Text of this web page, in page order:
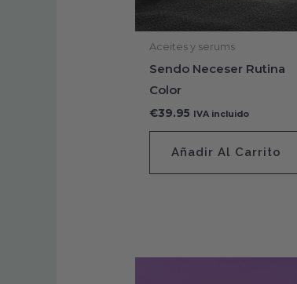
Aceites y serums
Sendo Neceser Rutina
Color
€39.95 IVA incluido
Añadir Al Carrito